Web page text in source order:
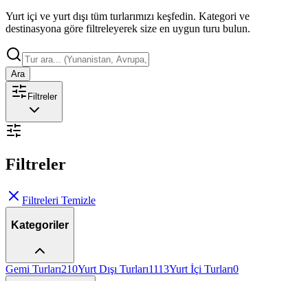
Yurt içi ve yurt dışı tüm turlarımızı keşfedin. Kategori ve
destinasyona göre filtreleyerek size en uygun turu bulun.
Ara
Filtreler
Filtreler
Filtreleri Temizle
Kategoriler
Gemi Turları210Yurt Dışı Turları1113Yurt İçi Turları0